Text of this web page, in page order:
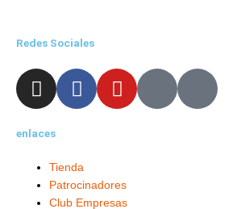
Redes Sociales
I
n
t
g
r
F
a
b
o
o
Y
o
b
e
X
L
enlaces
Tienda
Patrocinadores
Club Empresas